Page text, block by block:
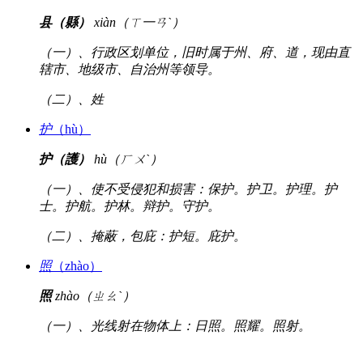
县（縣） xiàn（ㄒ一ㄢˋ）
（一）、行政区划单位，旧时属于州、府、道，现由直
辖市、地级市、自治州等领导。
（二）、姓
护（hù）
护（護） hù（ㄏㄨˋ）
（一）、使不受侵犯和损害：保护。护卫。护理。护
士。护航。护林。辩护。守护。
（二）、掩蔽，包庇：护短。庇护。
照（zhào）
照zhào（ㄓㄠˋ）
（一）、光线射在物体上：日照。照耀。照射。